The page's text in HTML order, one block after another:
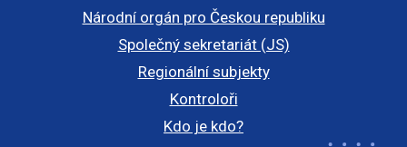
Národní orgán pro Českou republiku
Společný sekretariát (JS)
Regionální subjekty
Kontroloři
Kdo je kdo?